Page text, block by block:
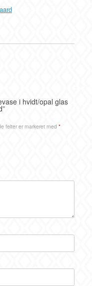
i hvidt/opal glas
felter er markeret med *